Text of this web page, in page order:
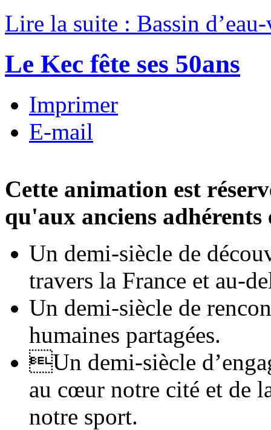
Lire la suite : Bassin
Le Kec fête ses 50ans
Imprimer
E-mail
Cette animation est
qu'aux anciens
Un demi-siècle de
travers la France et au-
Un demi-siècle de
humaines partagées.
Un demi-siècle
au cœur notre cité et de
notre sport.